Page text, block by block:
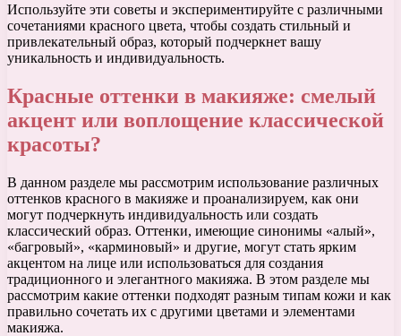
Используйте эти советы и экспериментируйте с различными
сочетаниями красного цвета, чтобы создать стильный и
привлекательный образ, который подчеркнет вашу
уникальность и индивидуальность.
Красные оттенки в макияже: смелый
акцент или воплощение классической
красоты?
В данном разделе мы рассмотрим использование различных
оттенков красного в макияже и проанализируем, как они
могут подчеркнуть индивидуальность или создать
классический образ. Оттенки, имеющие синонимы «алый»,
«багровый», «карминовый» и другие, могут стать ярким
акцентом на лице или использоваться для создания
традиционного и элегантного макияжа. В этом разделе мы
рассмотрим какие оттенки подходят разным типам кожи и как
правильно сочетать их с другими цветами и элементами
макияжа.